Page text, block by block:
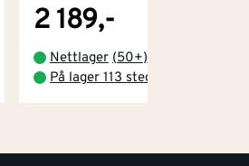
2 189,-
Nettlager (50+)
På lager 113 steder